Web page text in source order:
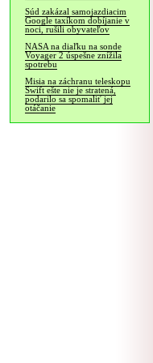
Súd zakázal samojazdiacim
Google taxíkom dobíjanie v
noci, rušili obyvateľov
NASA na diaľku na sonde
Voyager 2 úspešne znížila
spotrebu
Misia na záchranu teleskopu
Swift ešte nie je stratená,
podarilo sa spomaliť jej
otáčanie